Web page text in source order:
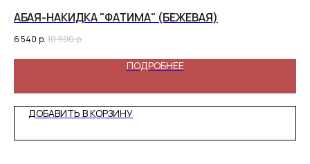
АБАЯ-НАКИДКА "ФАТИМА" (БЕЖЕВАЯ)
6 540 р. 10 900р.
ПОДРОБНЕЕ
ДОБАВИТЬ В КОРЗИНУ